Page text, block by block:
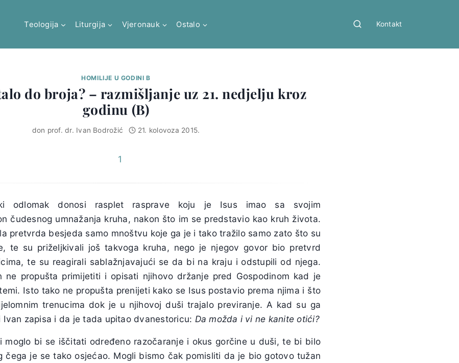
Teologija Liturgija Vjeronauk Ostalo Kontakt
HOMILIJE U GODINI B
do broja? – razmišljanje uz 21. nedjelju kroz
godinu (B)
don prof. dr. Ivan Bodrožić 21. kolovoza 2015.
odlomak donosi rasplet rasprave koju je Isus imao sa svojim
čudesnog umnažanja kruha, nakon što im se predstavio kao kruh života.
pretvrda besjeda samo mnoštvu koje ga je i tako tražilo samo zato što su
te su priželjkivali još takvoga kruha, nego je njegov govor bio pretvrd
te su reagirali sablažnjavajući se da bi na kraju i odstupili od njega.
ne propušta primijetiti i opisati njihovo držanje pred Gospodinom kad je
Isto tako ne propušta prenijeti kako se Isus postavio prema njima i što
trenucima dok je u njihovoj duši trajalo previranje. A kad su ga
zapisa i da je tada upitao dvanestoricu: Da možda i vi ne kanite otići?
moglo bi se iščitati određeno razočaranje i okus gorčine u duši, te bi bilo
čega je se tako osjećao. Mogli bismo čak pomisliti da je bio gotovo tužan